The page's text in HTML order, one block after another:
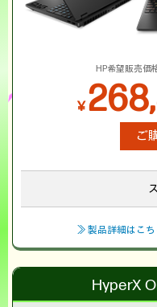
HP希望販売価
￥
ご
≫ 製品詳細はこち
HyperX